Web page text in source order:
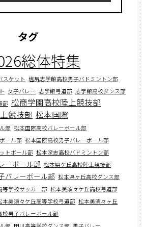
タグ
総体特集
スケット 塩尻志学館高校男子バドミントン部
女子バレー 志学館弓道部 志学館高校ダンス部
部 松商学園高校陸上競技部
競技部 松本国際
部 松本国際高校バレーボール部
ール部 松本国際高校男子バレーボール部
トボール部 松本深志高校バドミントン部
ーボール部 松本県ケ丘高校陸上競技部
バレーボール部 松本県ヶ丘高校ダンス部
等学校サッカー部 松本美須々ケ丘高校弓道部
本美須々ケ丘高等学校弓道部 松本美須々ヶ丘
校男子バレーボール部